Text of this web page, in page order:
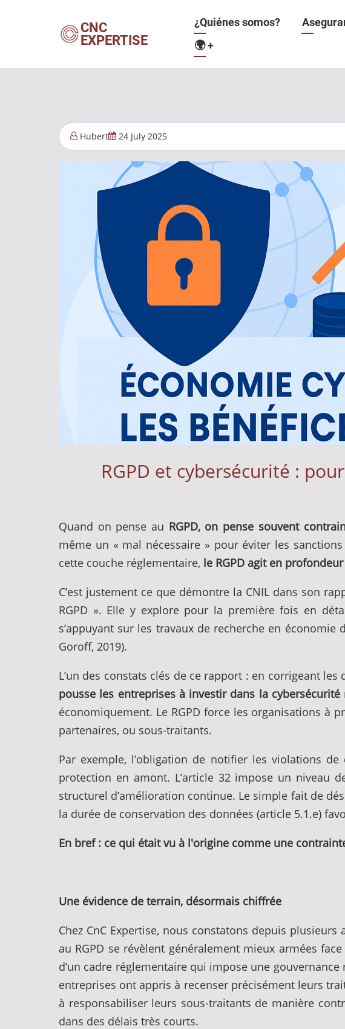
CNC
EXPERTISE
Navegación
principal
¿Quiénes somos?
🌍+
Hubert 24 July 2025
RGPD et cybersécurité :
Quand on pense au RGPD, on pense souvent
même un « mal nécessaire » pour éviter les
cette couche réglementaire, le RGPD agit en
C’est justement ce que démontre la CNIL dans son
RGPD ». Elle y explore pour la première fois en
s’appuyant sur les travaux de recherche en
Goroff, 2019).
L’un des constats clés de ce rapport : en corrigeant les
pousse les entreprises à investir dans la cybersécurité
économiquement. Le RGPD force les organisations à
partenaires, ou sous-traitants.
Par exemple, l’obligation de notifier les violations
protection en amont. L’article 32 impose un niveau
structurel d’amélioration continue. Le simple fait de
la durée de conservation des données (article 5.1.e)
En bref : ce qui était vu à l'origine comme une
Une évidence de terrain, désormais chiffrée
Chez CnC Expertise, nous constatons depuis
au RGPD se révèlent généralement mieux armées
d’un cadre réglementaire qui impose une
entreprises ont appris à recenser précisément leurs
à responsabiliser leurs sous-traitants de manière
dans des délais très courts.